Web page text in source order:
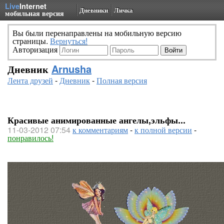
LiveInternet
мобильная версия Дневники Личка
Вы были перенаправлены на мобильную версию
страницы. Вернуться!
Авторизация
Дневник Arnusha
Лента друзей -Дневник-Полная версия
Красивые анимированные ангелы,эльфы...
11-03-2012 07:54к комментариям-к полной версии -
понравилось!